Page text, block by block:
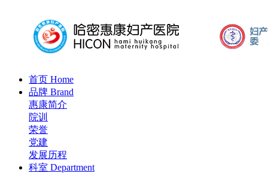
首页 Home
品牌 Brand
惠康简介
院训
荣誉
党建
发展历程
科室 Department